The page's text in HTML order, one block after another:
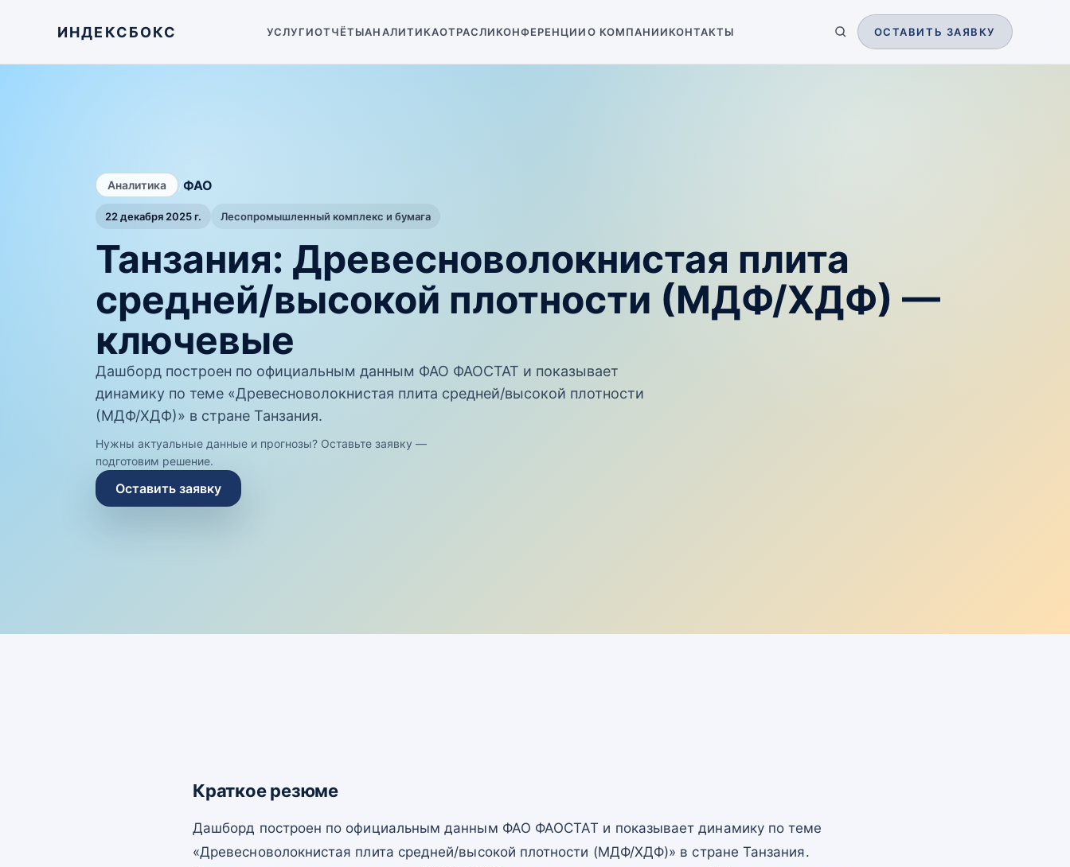
ИНДЕКСБОКС УСЛУГИОТЧЁТЫАНАЛИТИКАОТРАСЛИКОНФЕРЕНЦИИО КОМПАНИИКОНТАКТЫ ОСТАВИТЬ ЗАЯВКУ
Аналитика /ФАО
22 декабря 2025 г. Лесопромышленный комплекс и бумага
Танзания: Древесноволокнистая плита
средней/высокой плотности (МДФ/ХДФ) —
ключевые
Дашборд построен по официальным данным ФАО ФАОСТАТ и показывает
динамику по теме «Древесноволокнистая плита средней/высокой плотности
(МДФ/ХДФ)» в стране Танзания.
Нужны актуальные данные и прогнозы? Оставьте заявку —
подготовим решение.
Оставить заявку
Краткое резюме
Дашборд построен по официальным данным ФАО ФАОСТАТ и показывает динамику по теме
«Древесноволокнистая плита средней/высокой плотности (МДФ/ХДФ)» в стране Танзания.